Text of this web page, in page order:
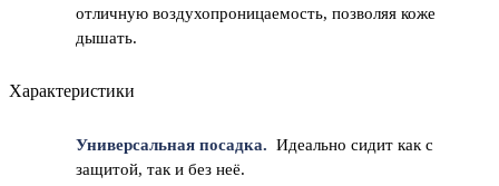
отличную воздухопроницаемость, позволяя коже
дышать.
Характеристики
Универсальная посадка. Идеально сидит как с
защитой, так и без неё.